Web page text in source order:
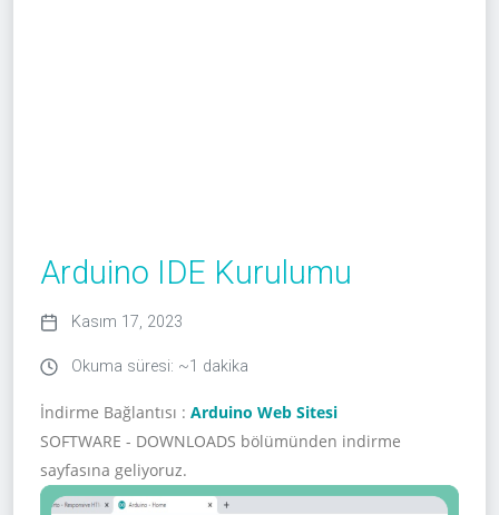
Arduino IDE Kurulumu
Kasım 17, 2023
Okuma süresi: ~1 dakika
İndirme Bağlantısı : Arduino Web Sitesi
SOFTWARE - DOWNLOADS bölümünden indirme
sayfasına geliyoruz.